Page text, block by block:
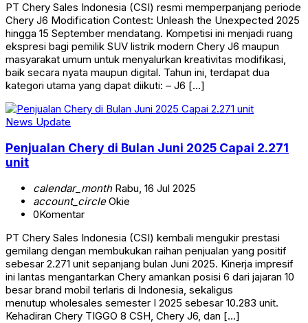
PT Chery Sales Indonesia (CSI) resmi memperpanjang periode
Chery J6 Modification Contest: Unleash the Unexpected 2025
hingga 15 September mendatang. Kompetisi ini menjadi ruang
ekspresi bagi pemilik SUV listrik modern Chery J6 maupun
masyarakat umum untuk menyalurkan kreativitas modifikasi,
baik secara nyata maupun digital. Tahun ini, terdapat dua
kategori utama yang dapat diikuti: – J6 […]
News Update
Penjualan Chery di Bulan Juni 2025 Capai 2.271
unit
calendar_monthRabu, 16 Jul 2025
account_circleOkie
0Komentar
PT Chery Sales Indonesia (CSI) kembali mengukir prestasi
gemilang dengan membukukan raihan penjualan yang positif
sebesar 2.271 unit sepanjang bulan Juni 2025. Kinerja impresif
ini lantas mengantarkan Chery amankan posisi 6 dari jajaran 10
besar brand mobil terlaris di Indonesia, sekaligus
menutup wholesales semester I 2025 sebesar 10.283 unit.
Kehadiran Chery TIGGO 8 CSH, Chery J6, dan […]